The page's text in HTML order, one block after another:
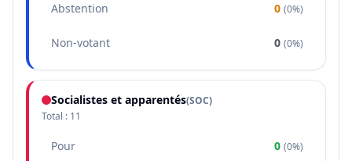
Abstention 0 (0%)
Non-votant 0 (0%)
Socialistes et apparentés(SOC)
Total : 11
Pour 0 (0%)